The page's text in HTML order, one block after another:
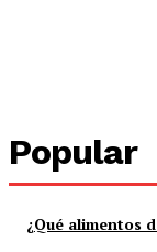
Popular
¿Qué alimentos